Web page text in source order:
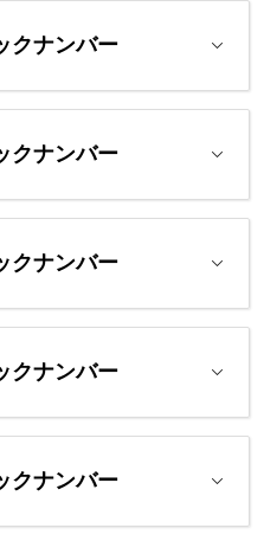
クナンバー
クナンバー
クナンバー
クナンバー
クナンバー